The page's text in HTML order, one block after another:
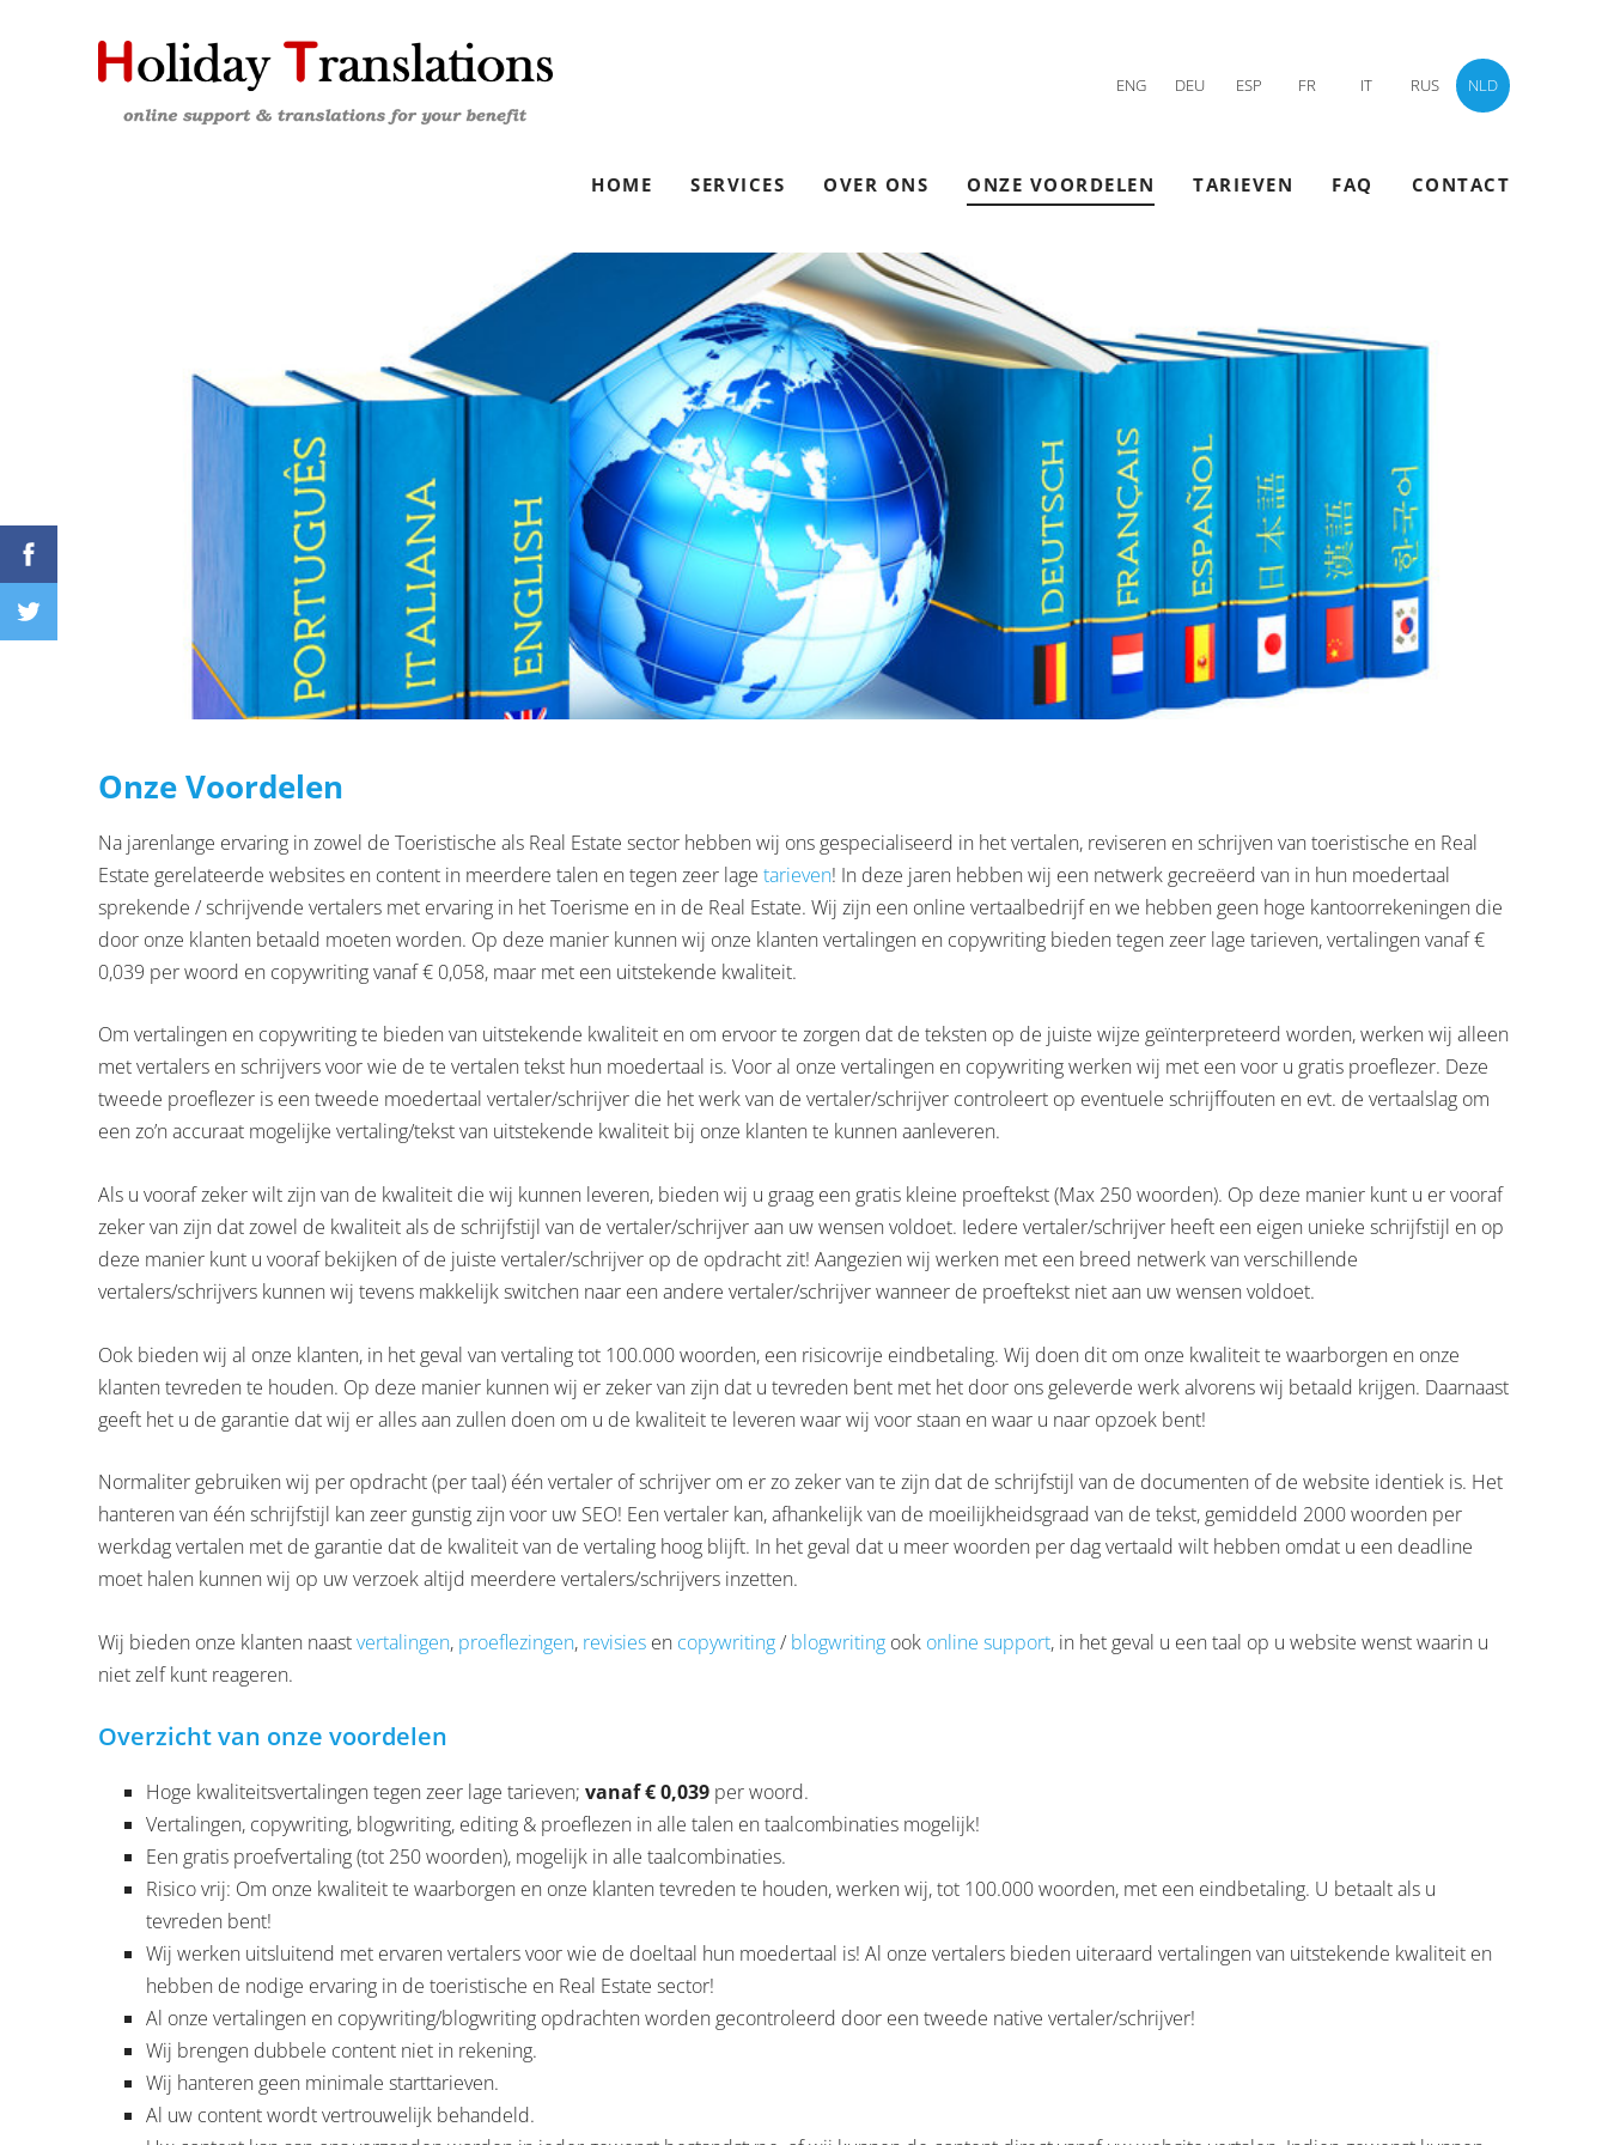
HOME SERVICES OVER ONS ONZE VOORDELEN TARIEVEN FAQ CONTACT
ENG DEU ESP FR IT RUS NLD
Onze Voordelen
Na jarenlange ervaring in zowel de Toeristische als Real Estate sector hebben wij ons gespecialiseerd in het vertalen, reviseren en schrijven van toeristische en Real
Estate gerelateerde websites en content in meerdere talen en tegen zeer lage tarieven! In deze jaren hebben wij een netwerk gecreëerd van in hun moedertaal
sprekende / schrijvende vertalers met ervaring in het Toerisme en in de Real Estate. Wij zijn een online vertaalbedrijf en we hebben geen hoge kantoorrekeningen die
door onze klanten betaald moeten worden. Op deze manier kunnen wij onze klanten vertalingen en copywriting bieden tegen zeer lage tarieven, vertalingen vanaf €
0,039 per woord en copywriting vanaf € 0,058, maar met een uitstekende kwaliteit.
Om vertalingen en copywriting te bieden van uitstekende kwaliteit en om ervoor te zorgen dat de teksten op de juiste wijze geïnterpreteerd worden, werken wij alleen
met vertalers en schrijvers voor wie de te vertalen tekst hun moedertaal is. Voor al onze vertalingen en copywriting werken wij met een voor u gratis proeflezer. Deze
tweede proeflezer is een tweede moedertaal vertaler/schrijver die het werk van de vertaler/schrijver controleert op eventuele schrijffouten en evt. de vertaalslag om
een zo’n accuraat mogelijke vertaling/tekst van uitstekende kwaliteit bij onze klanten te kunnen aanleveren.
Als u vooraf zeker wilt zijn van de kwaliteit die wij kunnen leveren, bieden wij u graag een gratis kleine proeftekst (Max 250 woorden). Op deze manier kunt u er vooraf
zeker van zijn dat zowel de kwaliteit als de schrijfstijl van de vertaler/schrijver aan uw wensen voldoet. Iedere vertaler/schrijver heeft een eigen unieke schrijfstijl en op
deze manier kunt u vooraf bekijken of de juiste vertaler/schrijver op de opdracht zit! Aangezien wij werken met een breed netwerk van verschillende
vertalers/schrijvers kunnen wij tevens makkelijk switchen naar een andere vertaler/schrijver wanneer de proeftekst niet aan uw wensen voldoet.
Ook bieden wij al onze klanten, in het geval van vertaling tot 100.000 woorden, een risicovrije eindbetaling. Wij doen dit om onze kwaliteit te waarborgen en onze
klanten tevreden te houden. Op deze manier kunnen wij er zeker van zijn dat u tevreden bent met het door ons geleverde werk alvorens wij betaald krijgen. Daarnaast
geeft het u de garantie dat wij er alles aan zullen doen om u de kwaliteit te leveren waar wij voor staan en waar u naar opzoek bent!
Normaliter gebruiken wij per opdracht (per taal) één vertaler of schrijver om er zo zeker van te zijn dat de schrijfstijl van de documenten of de website identiek is. Het
hanteren van één schrijfstijl kan zeer gunstig zijn voor uw SEO! Een vertaler kan, afhankelijk van de moeilijkheidsgraad van de tekst, gemiddeld 2000 woorden per
werkdag vertalen met de garantie dat de kwaliteit van de vertaling hoog blijft. In het geval dat u meer woorden per dag vertaald wilt hebben omdat u een deadline
moet halen kunnen wij op uw verzoek altijd meerdere vertalers/schrijvers inzetten.
Wij bieden onze klanten naastvertalingen, proeflezingen, revisies en copywriting/ blogwriting ook online support, in het geval u een taal op u website wenst waarin u
niet zelf kunt reageren.
Overzicht van onze voordelen
Hoge kwaliteitsvertalingen tegen zeer lage tarieven; vanaf € 0,039 per woord.
Vertalingen, copywriting, blogwriting, editing & proeflezen in alle talen en taalcombinaties mogelijk!
Een gratis proefvertaling (tot 250 woorden), mogelijk in alle taalcombinaties.
Risico vrij: Om onze kwaliteit te waarborgen en onze klanten tevreden te houden, werken wij, tot 100.000 woorden, met een eindbetaling. U betaalt als u
tevreden bent!
Wij werken uitsluitend met ervaren vertalers voor wie de doeltaal hun moedertaal is! Al onze vertalers bieden uiteraard vertalingen van uitstekende kwaliteit en
hebben de nodige ervaring in de toeristische en Real Estate sector!
Al onze vertalingen en copywriting/blogwriting opdrachten worden gecontroleerd door een tweede native vertaler/schrijver!
Wij brengen dubbele content niet in rekening.
Wij hanteren geen minimale starttarieven.
Al uw content wordt vertrouwelijk behandeld.